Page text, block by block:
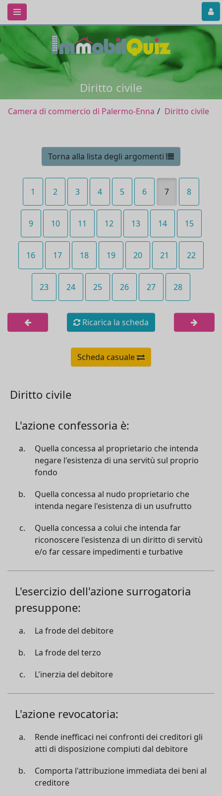
Diritto civile
Camera di commercio di Palermo-Enna Diritto civile
Torna alla lista degli argomenti
1 2 3 4 5 6 7 8
9 10 11 12 13 14 15
16 17 18 19 20 21 22
23 24 25 26 27 28
Ricarica la scheda
Scheda casuale
Diritto civile
L'azione confessoria è:
Quella concessa al proprietario che intenda
negare l'esistenza di una servitù sul proprio
fondo
Quella concessa al nudo proprietario che
intenda negare l'esistenza di un usufrutto
Quella concessa a colui che intenda far
riconoscere l'esistenza di un diritto di servitù
e/o far cessare impedimenti e turbative
L'esercizio dell'azione surrogatoria
presuppone:
La frode del debitore
La frode del terzo
L'inerzia del debitore
L'azione revocatoria:
Rende inefficaci nei confronti dei creditori gli
atti di disposizione compiuti dal debitore
Comporta l'attribuzione immediata dei beni al
creditore